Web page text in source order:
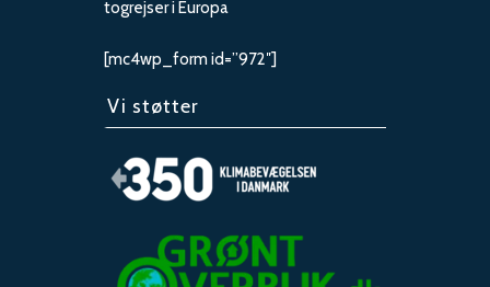
togrejser i Europa
[mc4wp_form id=”972″]
Vi støtter